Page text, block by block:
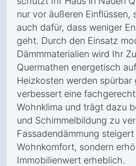
nur vor äußeren Einflüssen,
auch dafür, dass weniger
geht. Durch den Einsatz
Dämmmaterialien wird Ihr
Quermathen energetisch
Heizkosten werden spürbar
verbessert eine
Wohnklima und trägt dazu
und Schimmelbildung zu
Fassadendämmung
Wohnkomfort, sondern
Immobilienwert erheblich.